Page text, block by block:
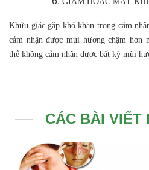
Khứu giác gặp khó khăn trong cảm
cảm nhận được mùi hương chậm hơn
thể không cảm nhận được bất kỳ mùi
CÁC BÀI VIẾT